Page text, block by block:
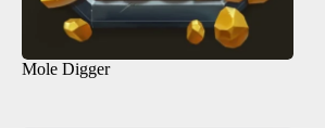
Mole Digger